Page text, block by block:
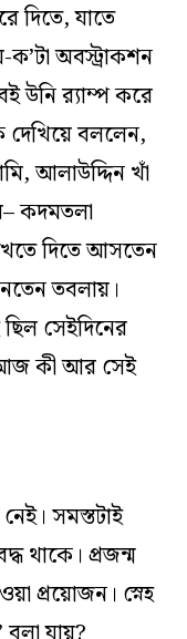
দিতে, যাতে
অবস্ট্রাকশন
উনি র‌্যাম্প করে
দেখিয়ে বললেন,
আলাউদ্দিন খাঁ
কদমতলা
দিতে আসতেন
তবলায়।
সেইদিনের
আজ কী আর সেই
সমস্তটাই
থাকে। প্রজন্ম
প্রয়োজন। স্নেহ